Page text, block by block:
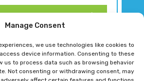
Manage Consent
we use technologies like cookies to
device information. Consenting to these
us to process data such as browsing behavior
Not consenting or withdrawing consent, may